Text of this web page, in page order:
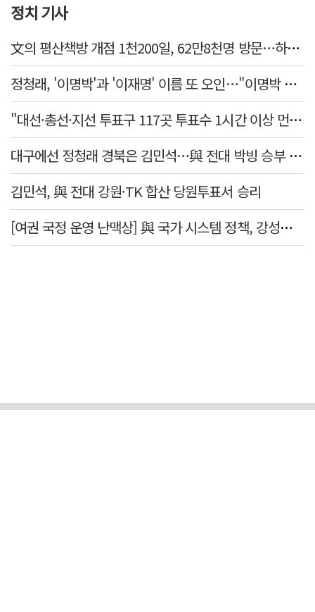
정치 기사
文의 평산책방 개점 1천200일, 62만8천명 방문…하루 평균 500명↑
정청래, '이명박'과 '이재명' 이름 또 오인…"이명박 대통령 임기안에 반도체 제품 출시"
"대선·총선·지선 투표구 117곳 투표수 1시간 이상 먼저 입력"
대구에선 정청래 경북은 김민석…與 전대 박빙 승부 이어간다
김민석, 與 전대 강원·TK 합산 당원투표서 승리
[여권 국정 운영 난맥상] 與 국가 시스템 정책, 강성층 결집에 의존